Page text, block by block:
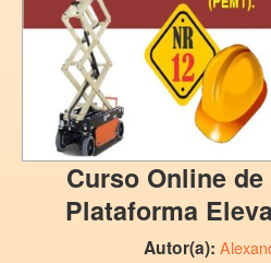
Curso Online
Plataforma
Autor(a):